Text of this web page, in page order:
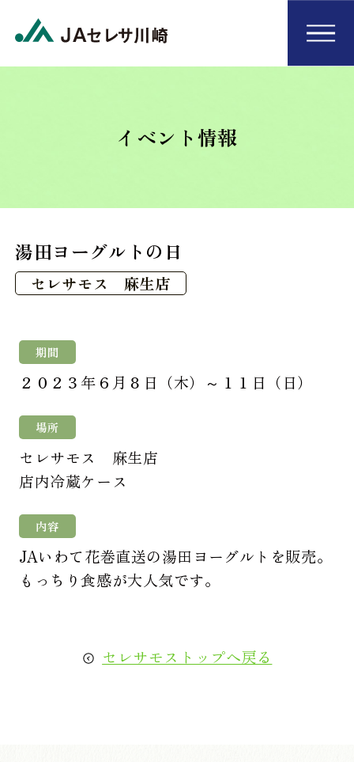
イベント情報
湯田ヨーグルトの日
セレサモス 麻生店
期間
２０２３年６月８日（木）～１１日（日）
場所
セレサモス 麻生店
店内冷蔵ケース
内容
JAいわて花巻直送の湯田ヨーグルトを販売。
もっちり食感が大人気です。
セレサモストップへ戻る